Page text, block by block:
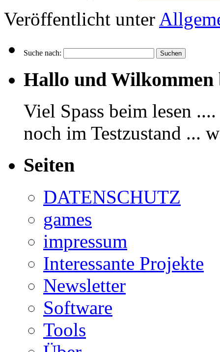
Veröffentlicht unter
Suche nach:
Hallo und Wilkommen
Viel Spass beim lesen
noch im Testzustand ...
Seiten
DATENSCHUTZ
games
impressum
Interessante Projekte
Newsletter
Software
Tools